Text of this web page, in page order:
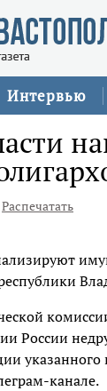
Интервью
Распечатать
России
канале.